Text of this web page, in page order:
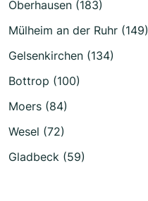
Oberhausen (183)
Mülheim an der Ruhr (149)
Gelsenkirchen (134)
Bottrop (100)
Moers (84)
Wesel (72)
Gladbeck (59)